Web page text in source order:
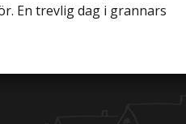
En trevlig dag i grannars